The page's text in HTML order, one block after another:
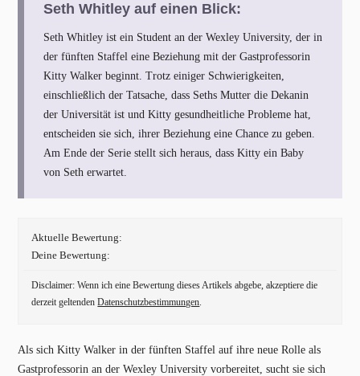
Seth Whitley auf einen Blick:
Seth Whitley ist ein Student an der Wexley University, der in
der fünften Staffel eine Beziehung mit der Gastprofessorin
Kitty Walker beginnt. Trotz einiger Schwierigkeiten,
einschließlich der Tatsache, dass Seths Mutter die Dekanin
der Universität ist und Kitty gesundheitliche Probleme hat,
entscheiden sie sich, ihrer Beziehung eine Chance zu geben.
Am Ende der Serie stellt sich heraus, dass Kitty ein Baby
von Seth erwartet.
Aktuelle Bewertung:
Deine Bewertung:
Disclaimer: Wenn ich eine Bewertung dieses Artikels abgebe, akzeptiere die
derzeit geltendenDatenschutzbestimmungen.
Als sich Kitty Walker in der fünften Staffel auf ihre neue Rolle als
Gastprofessorin an der Wexley University vorbereitet, sucht sie sich